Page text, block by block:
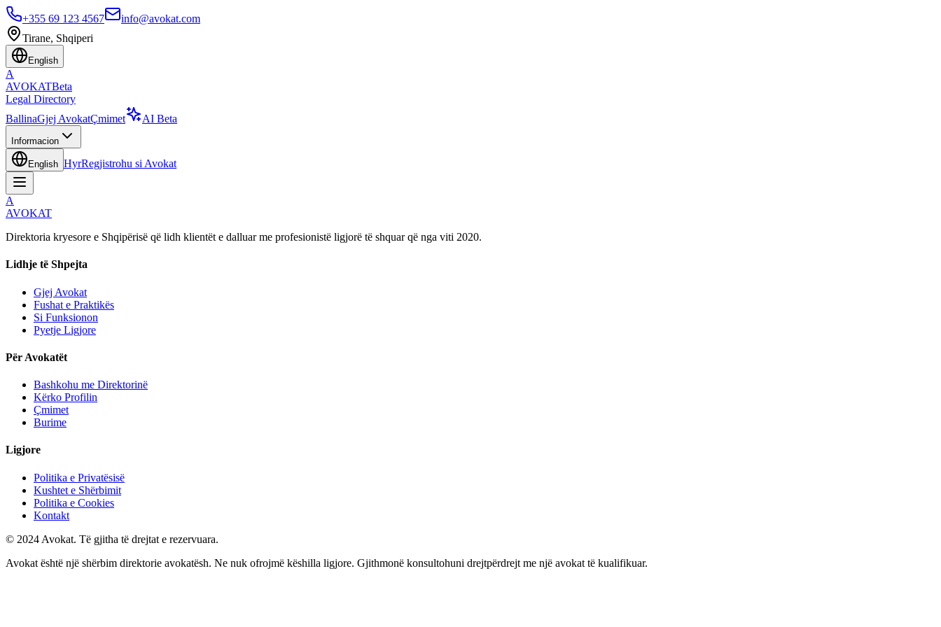
+355 69 123 4567
info@avokat.com
Tirane, Shqiperi
English
A
AVOKATBeta
Legal Directory
BallinaGjej AvokatÇmimet AI Beta
Informacion
English HyrRegjistrohu si Avokat
A
AVOKAT
Direktoria kryesore e Shqipërisë që lidh klientët e dalluar me profesionistë ligjorë të shquar që nga viti 2020.
Lidhje të Shpejta
Gjej Avokat
Fushat e Praktikës
Si Funksionon
Pyetje Ligjore
Për Avokatët
Bashkohu me Direktorinë
Kërko Profilin
Çmimet
Burime
Ligjore
Politika e Privatësisë
Kushtet e Shërbimit
Politika e Cookies
Kontakt
© 2024 Avokat. Të gjitha të drejtat e rezervuara.
Avokat është një shërbim direktorie avokatësh. Ne nuk ofrojmë këshilla ligjore. Gjithmonë konsultohuni drejtpërdrejt me një avokat të kualifikuar.